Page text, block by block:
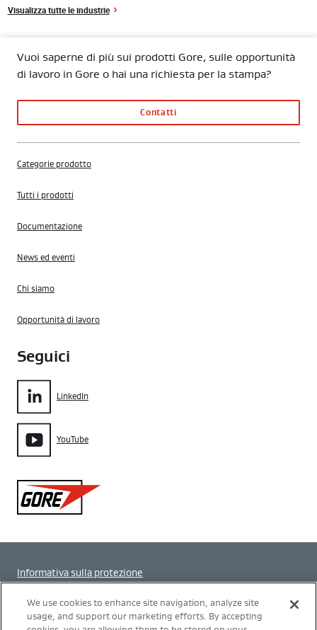
Visualizza tutte le industrie
Vuoi saperne di più sui prodotti Gore, sulle opportunità
di lavoro in Gore o hai una richiesta per la stampa?
Contatti
Categorie prodotto
Tutti i prodotti
Documentazione
News ed eventi
Chi siamo
Opportunità di lavoro
Seguici
LinkedIn
YouTube
Gore
Informativa sulla protezione
Impostazione dei cookie
We use cookies to enhance site navigation, analyze site
usage, and support our marketing efforts. By accepting